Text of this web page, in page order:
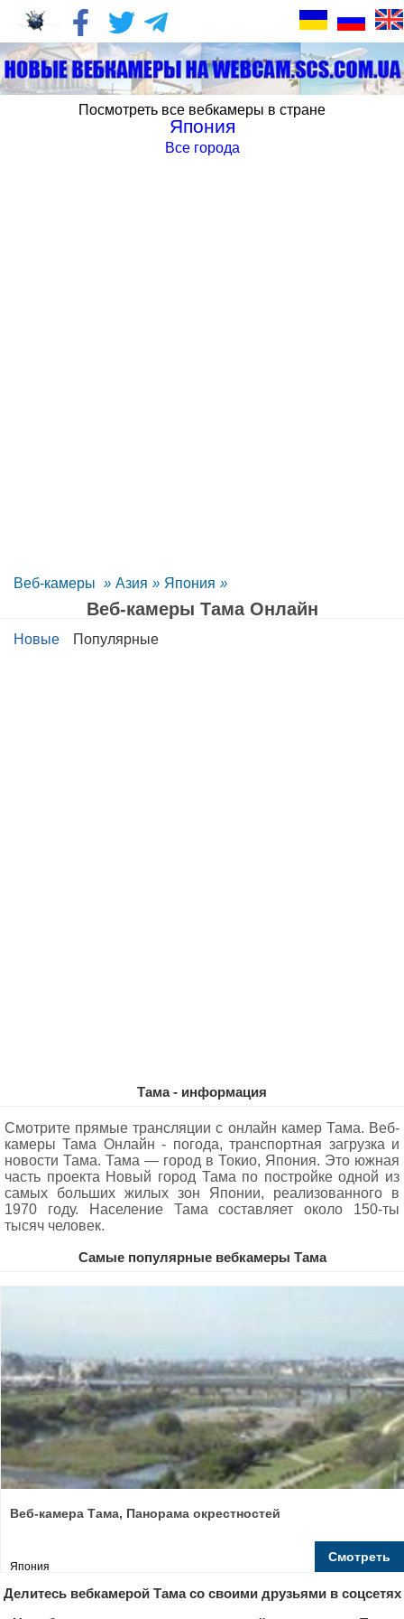
Посмотреть все вебкамеры в стране
Япония
Все города
Веб-камеры » Азия » Япония »
Веб-камеры Тама Oнлайн
Новые Популярные
Тама - информация
Смотрите прямые трансляции с онлайн камер Тама. Веб-
камеры Тама Oнлайн - погода, транспортная загрузка и
новости Тама. Тама — город в Токио, Япония. Это южная
часть проекта Новый город Тама по постройке одной из
самых больших жилых зон Японии, реализованного в
1970 году. Население Тама составляет около 150-ты
тысяч человек.
Самые популярные вебкамеры Тама
Веб-камера Тама, Панорама окрестностей
Япония
Смотреть
Делитесь вебкамерой Тама со своими друзьями в соцсетях